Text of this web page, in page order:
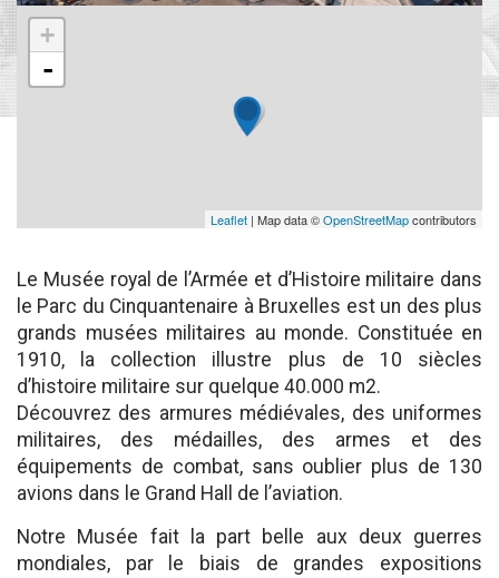
+
-
Leaflet | Map data ©OpenStreetMapcontributors
Le Musée royal de l’Armée et d’Histoire militaire dans
le Parc du Cinquantenaire à Bruxelles est un des plus
grands musées militaires au monde. Constituée en
1910, la collection illustre plus de 10 siècles
d’histoire militaire sur quelque 40.000 m2.
Découvrez des armures médiévales, des uniformes
militaires, des médailles, des armes et des
équipements de combat, sans oublier plus de 130
avions dans le Grand Hall de l’aviation.
Notre Musée fait la part belle aux deux guerres
mondiales, par le biais de grandes expositions